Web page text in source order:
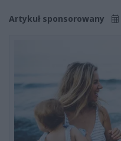
Artykuł sponsorowany